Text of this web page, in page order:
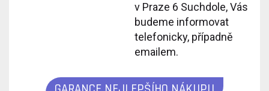
v Praze 6 Suchdole, Vás
budeme informovat
telefonicky, případně
emailem.